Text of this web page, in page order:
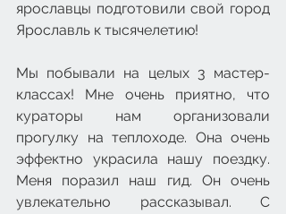
ярославцы подготовили свой город
Ярославль к тысячелетию!
Мы побывали на целых 3 мастер-
классах! Мне очень приятно, что
кураторы нам организовали
прогулку на теплоходе. Она очень
эффектно украсила нашу поездку.
Меня поразил наш гид. Он очень
увлекательно рассказывал. С